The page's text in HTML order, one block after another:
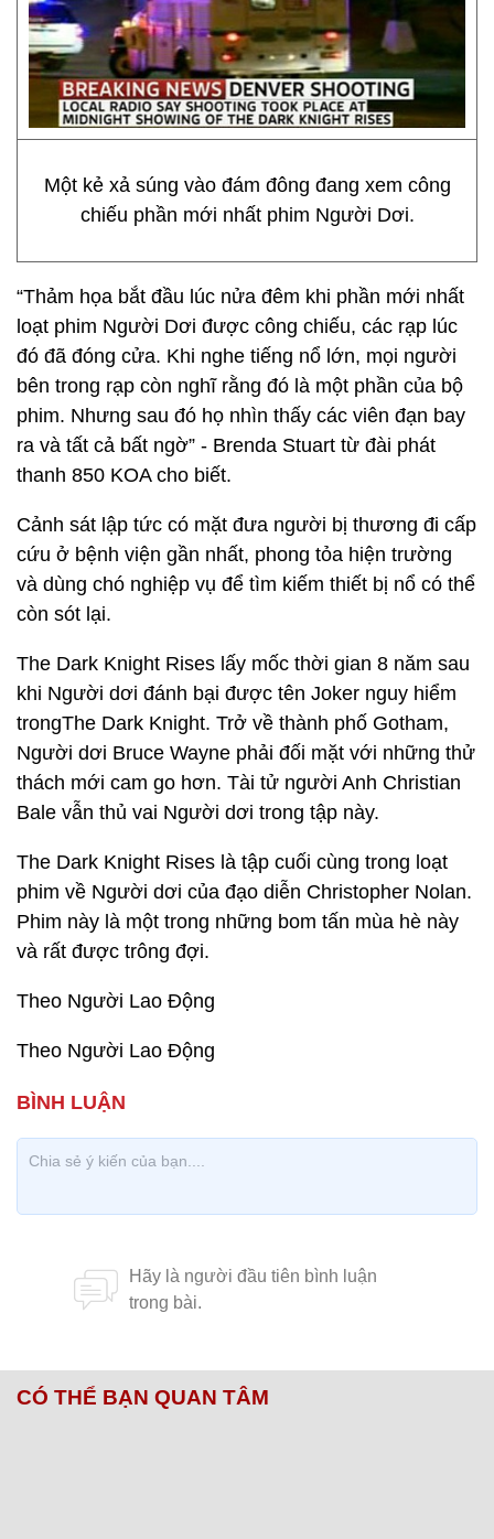
Một kẻ xả súng vào đám đông đang xem công
chiếu phần mới nhất phim Người Dơi.
“Thảm họa bắt đầu lúc nửa đêm khi phần mới nhất
loạt phim Người Dơi được công chiếu, các rạp lúc
đó đã đóng cửa. Khi nghe tiếng nổ lớn, mọi người
bên trong rạp còn nghĩ rằng đó là một phần của bộ
phim. Nhưng sau đó họ nhìn thấy các viên đạn bay
ra và tất cả bất ngờ” - Brenda Stuart từ đài phát
thanh 850 KOA cho biết.
Cảnh sát lập tức có mặt đưa người bị thương đi cấp
cứu ở bệnh viện gần nhất, phong tỏa hiện trường
và dùng chó nghiệp vụ để tìm kiếm thiết bị nổ có thể
còn sót lại.
The Dark Knight Rises lấy mốc thời gian 8 năm sau
khi Người dơi đánh bại được tên Joker nguy hiểm
trongThe Dark Knight. Trở về thành phố Gotham,
Người dơi Bruce Wayne phải đối mặt với những thử
thách mới cam go hơn. Tài tử người Anh Christian
Bale vẫn thủ vai Người dơi trong tập này.
The Dark Knight Rises là tập cuối cùng trong loạt
phim về Người dơi của đạo diễn Christopher Nolan.
Phim này là một trong những bom tấn mùa hè này
và rất được trông đợi.
Theo Người Lao Động
Theo Người Lao Động
CÓ THỂ BẠN QUAN TÂM